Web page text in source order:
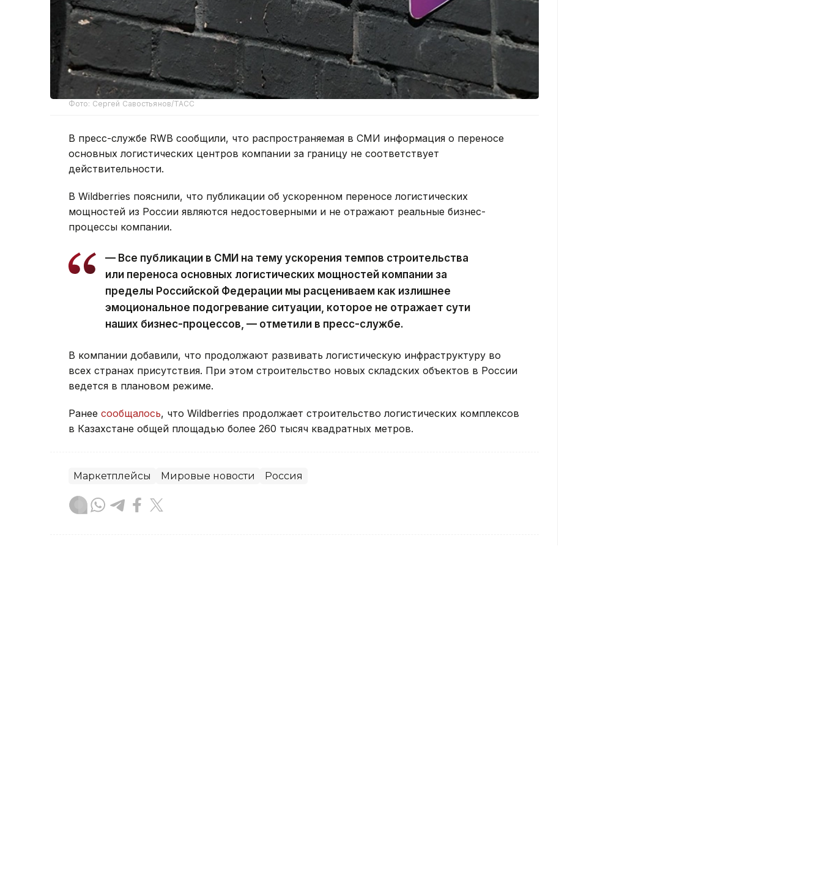
Фото: Сергей Савостьянов/ТАСС
В пресс-службе RWB сообщили, что распространяемая в СМИ информация о переносе
основных логистических центров компании за границу не соответствует
действительности.
В Wildberries пояснили, что публикации об ускоренном переносе логистических
мощностей из России являются недостоверными и не отражают реальные бизнес-
процессы компании.
— Все публикации в СМИ на тему ускорения темпов строительства
или переноса основных логистических мощностей компании за
пределы Российской Федерации мы расцениваем как излишнее
эмоциональное подогревание ситуации, которое не отражает сути
наших бизнес-процессов, — отметили в пресс-службе.
В компании добавили, что продолжают развивать логистическую инфраструктуру во
всех странах присутствия. При этом строительство новых складских объектов в России
ведется в плановом режиме.
Ранее сообщалось, что Wildberries продолжает строительство логистических комплексов
в Казахстане общей площадью более 260 тысяч квадратных метров.
Маркетплейсы Мировые новости Россия